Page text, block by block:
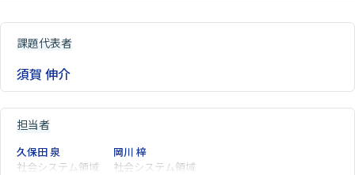
課題代表者
須賀 伸介
担当者
久保田 泉
社会システム領域
岡川 梓
社会システム領域